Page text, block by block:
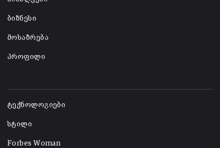
ბიზნესი
მოსაზრება
პროფილი
ტექნოლოგიები
სტილი
Forbes Woman